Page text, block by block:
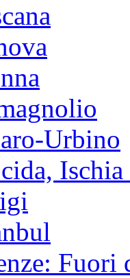
Urbino
Ischia
Fuori